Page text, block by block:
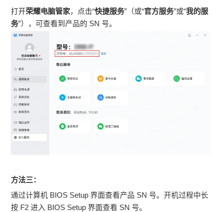
打开荣耀电脑管家，点击“快捷服务”（或“官方服务”或“我的服
务”），可查看到产品的 SN 号。
方法三：
通过计算机 BIOS Setup 界面查看产品 SN 号。开机过程中长
按 F2 进入 BIOS Setup 界面查看 SN 号。